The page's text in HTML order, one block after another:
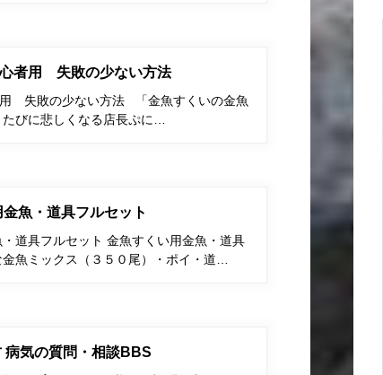
者用 失敗の少ない方法
失敗の少ない方法 「金魚すくいの金魚
びに悲しくなる店長ぷに…
魚・道具フルセット
道具フルセット 金魚すくい用金魚・道具
魚ミックス（３５０尾）・ポイ・道…
病気の質問・相談BBS